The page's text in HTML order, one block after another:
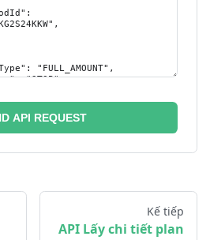
API REQUEST
Kế tiếp
API Lấy chi tiết plan